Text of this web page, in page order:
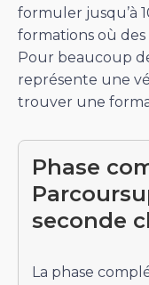
formuler jusqu’à
formations où des
Pour beaucoup
représente une
trouver une
Phase
seconde
La phase